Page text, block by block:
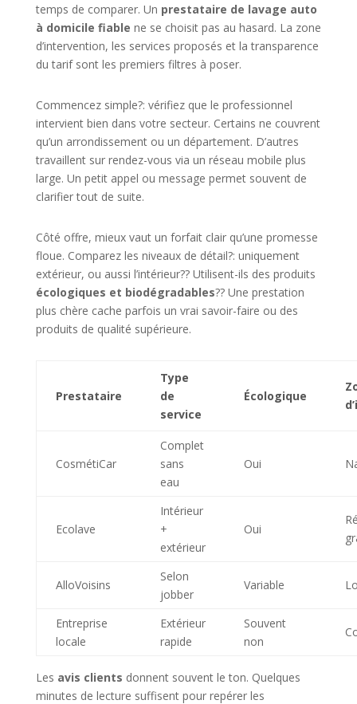
temps de comparer. Un prestataire de lavage auto
à domicile fiable ne se choisit pas au hasard. La zone
d’intervention, les services proposés et la transparence
du tarif sont les premiers filtres à poser.
Commencez simple?: vérifiez que le professionnel
intervient bien dans votre secteur. Certains ne couvrent
qu’un arrondissement ou un département. D’autres
travaillent sur rendez-vous via un réseau mobile plus
large. Un petit appel ou message permet souvent de
clarifier tout de suite.
Côté offre, mieux vaut un forfait clair qu’une promesse
floue. Comparez les niveaux de détail?: uniquement
extérieur, ou aussi l’intérieur?? Utilisent-ils des produits
écologiques et biodégradables?? Une prestation
plus chère cache parfois un vrai savoir-faire ou des
produits de qualité supérieure.
Prestataire
Type
de
service
Écologique
CosmétiCar
Complet
sans
eau
Oui
Ecolave
Intérieur
+
extérieur
Oui
AlloVoisins
Selon
jobber
Variable
Entreprise
locale
Extérieur
rapide
Souvent
non
Les avis clients donnent souvent le ton. Quelques
minutes de lecture suffisent pour repérer les